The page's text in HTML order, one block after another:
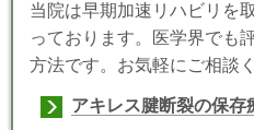
当院は早期加速リハビリを
っております。医学界でも
方法です。お気軽にご相談
アキレス腱断裂の保存